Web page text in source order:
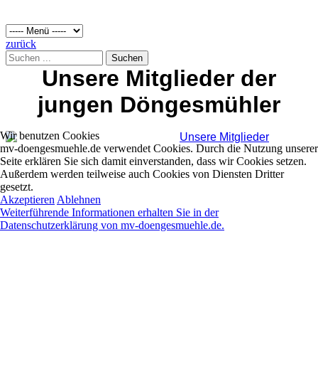
zurück
Suchen
Unsere Mitglieder der
jungen Döngesmühler
Wir benutzen Cookies
mv-doengesmuehle.de verwendet Cookies. Durch die Nutzung unserer
Seite erklären Sie sich damit einverstanden, dass wir Cookies setzen.
Außerdem werden teilweise auch Cookies von Diensten Dritter
gesetzt.
Akzeptieren Ablehnen
Weiterführende Informationen erhalten Sie in der
Datenschutzerklärung von mv-doengesmuehle.de.